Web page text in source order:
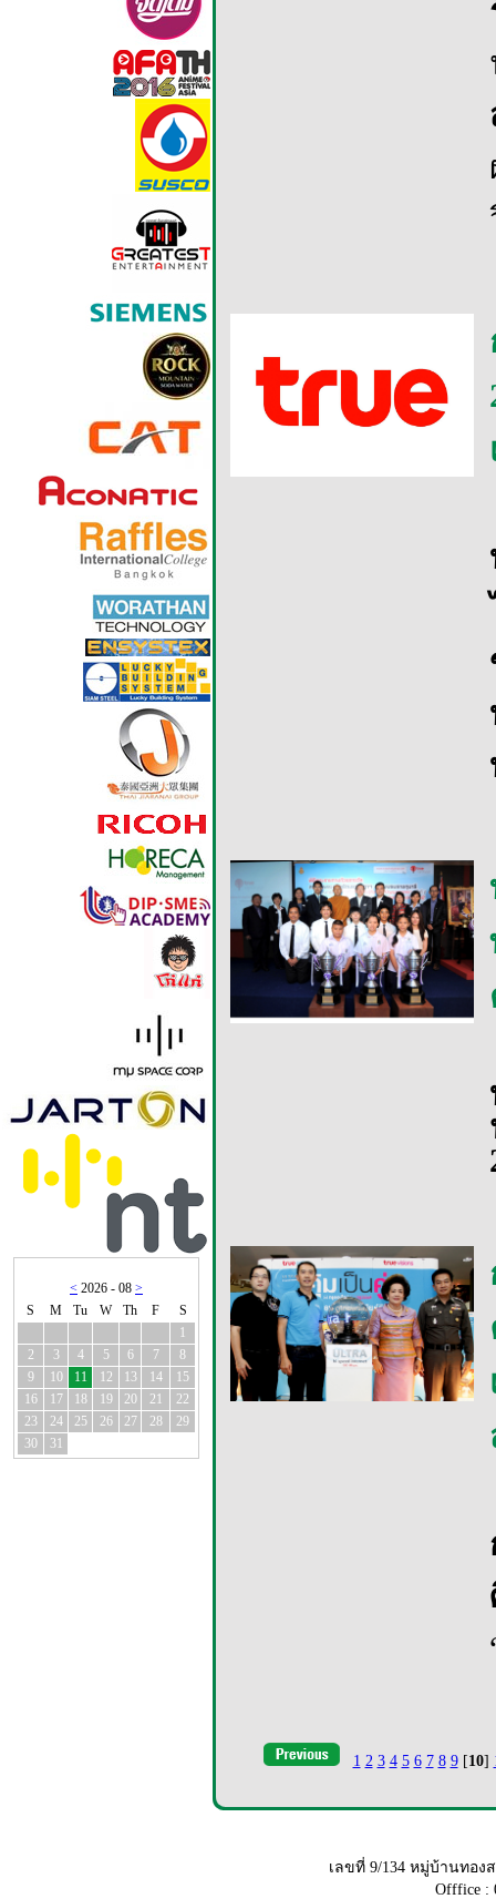
< 2026 - 08 >
S
M Tu W Th F
S
1
2
3 4 5 6 7
8
9
10 11 12 13 14
15
16
17 18 19 20 21
22
23
24 25 26 27 28
29
30
31
1 2 3 4 5 6 7 8 9[10]
เลขที่ 9/134 หมู่บ้านทอง
Offfice :